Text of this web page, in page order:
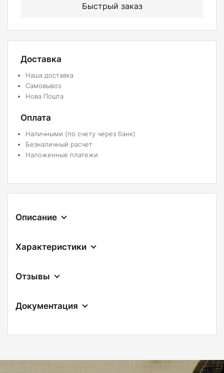
Быстрый заказ
Доставка
Наша доставка
Самовывоз
Нова Пошта
Оплата
Наличными (по счету через банк)
Безналичный расчет
Наложенные платежи
Описание
Характеристики
Отзывы
Документация